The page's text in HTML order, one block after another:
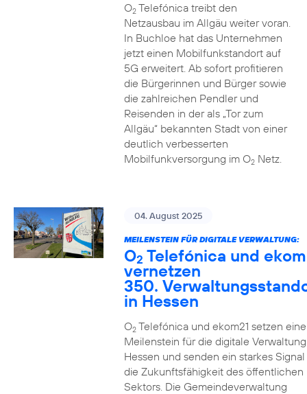
O2Telefónica treibt den
Netzausbau im Allgäu weiter voran.
In Buchloe hat das Unternehmen
jetzt einen Mobilfunkstandort auf
5G erweitert. Ab sofort profitieren
die Bürgerinnen und Bürger sowie
die zahlreichen Pendler und
Reisenden in der als „Tor zum
Allgäu“ bekannten Stadt von einer
deutlich verbesserten
Mobilfunkversorgung im O2Netz.
04. August 2025
MEILENSTEIN FÜR DIGITALE VERWALTUNG:
O2 Telefónica und
vernetzen
350.
in Hessen
O2Telefónica und ekom21 setzen
Meilenstein für die digitale
Hessen und senden ein starkes
die Zukunftsfähigkeit des öffentlichen
Sektors. Die Gemeindeverwaltung